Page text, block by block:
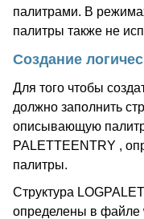
палитрами. В
палитры также не
Создание
Для того чтобы
должно заполнить
описывающую
PALETTEENTRY ,
палитры.
Структура
определены в файле